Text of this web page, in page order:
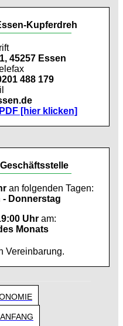
Kupferdreh
45257 Essen
488 179
[hier klicken]
an folgenden Tagen:
- Donnerstag
Uhr am:
Monats
Vereinbarung.